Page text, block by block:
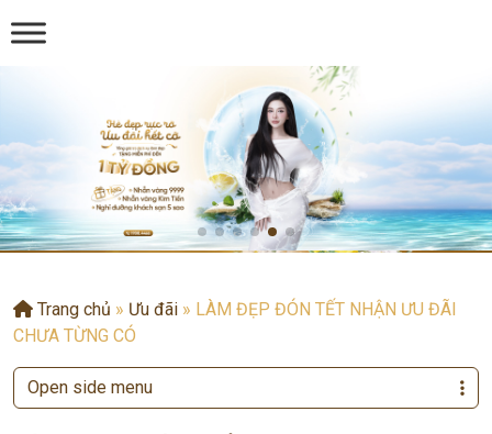
Trang chủ » Ưu đãi » LÀM ĐẸP ĐÓN TẾT NHẬN ƯU ĐÃI
CHƯA TỪNG CÓ
Open side menu